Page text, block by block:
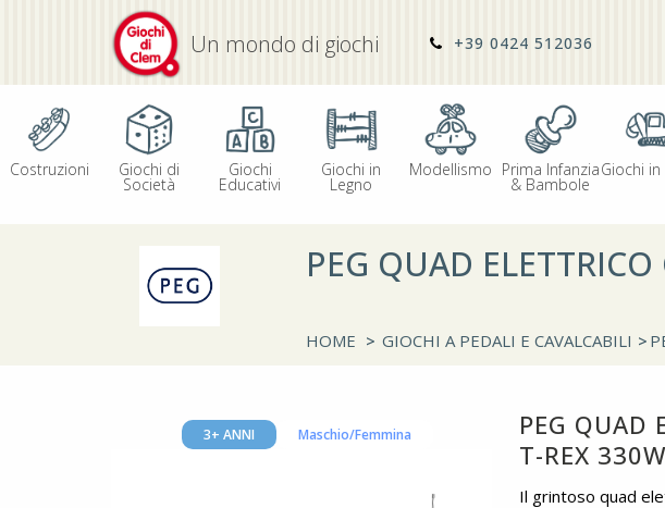
Un mondo di giochi +39 0424 512036
Costruzioni Giochi di
Società
Giochi
Educativi
Giochi in
Legno
Modellismo Prima Infanzia
& Bambole
Giochi in
PEG QUAD
HOME > GIOCHI A PEDALI E CAVALCABILI >
3+ ANNI Maschio/Femmina
PEG QUAD
T-REX
Il grintoso quad